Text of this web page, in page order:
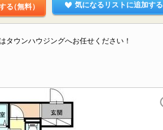
る（無料） 気になるリストに追加する
ウンハウジングへお任せください！